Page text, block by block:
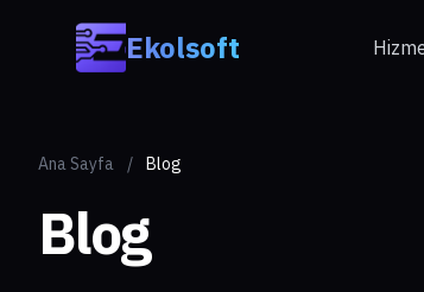
Ekolsoft
Ana Sayfa / Blog
Blog